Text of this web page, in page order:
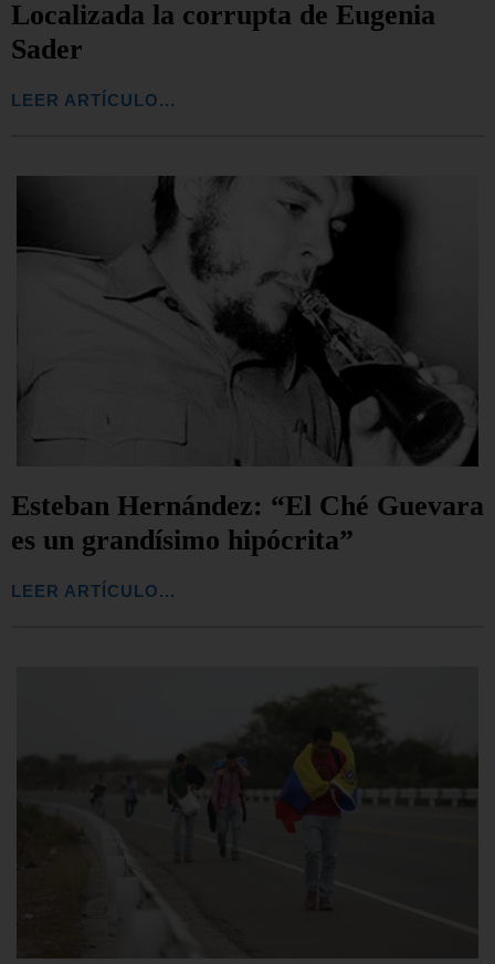
Localizada la corrupta de Eugenia
Sader
LEER ARTÍCULO...
Esteban Hernández: “El Ché Guevara
es un grandísimo hipócrita”
LEER ARTÍCULO...